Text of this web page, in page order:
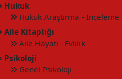
Hukuk
Hukuk Araştırma - İnceleme
Aile Kitaplığı
Aile Hayatı - Evlilik
Psikoloji
Genel Psikoloji